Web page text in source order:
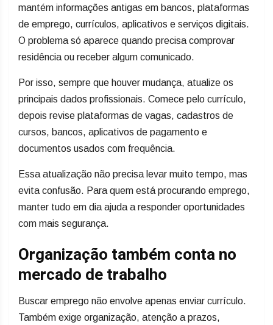
mantém informações antigas em bancos, plataformas
de emprego, currículos, aplicativos e serviços digitais.
O problema só aparece quando precisa comprovar
residência ou receber algum comunicado.
Por isso, sempre que houver mudança, atualize os
principais dados profissionais. Comece pelo currículo,
depois revise plataformas de vagas, cadastros de
cursos, bancos, aplicativos de pagamento e
documentos usados com frequência.
Essa atualização não precisa levar muito tempo, mas
evita confusão. Para quem está procurando emprego,
manter tudo em dia ajuda a responder oportunidades
com mais segurança.
Organização também conta no
mercado de trabalho
Buscar emprego não envolve apenas enviar currículo.
Também exige organização, atenção a prazos,